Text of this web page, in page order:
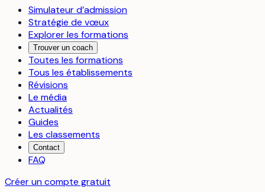
Simulateur d’admission
Stratégie de vœux
Explorer les formations
Trouver un coach
Toutes les formations
Tous les établissements
Révisions
Le média
Actualités
Guides
Les classements
Contact
FAQ
Créer un compte gratuit